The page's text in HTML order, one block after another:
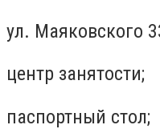
ул. Маяковского
центр занятости;
паспортный стол;